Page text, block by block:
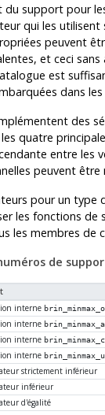
support pour
qui les
peuvent
et ceci
est
dans
des
quatre
entre les
peuvent être
pour un
les fonctions
les membres de
de
interne
interne
interne
interne
strictement inférieur
inférieur
d'égalité